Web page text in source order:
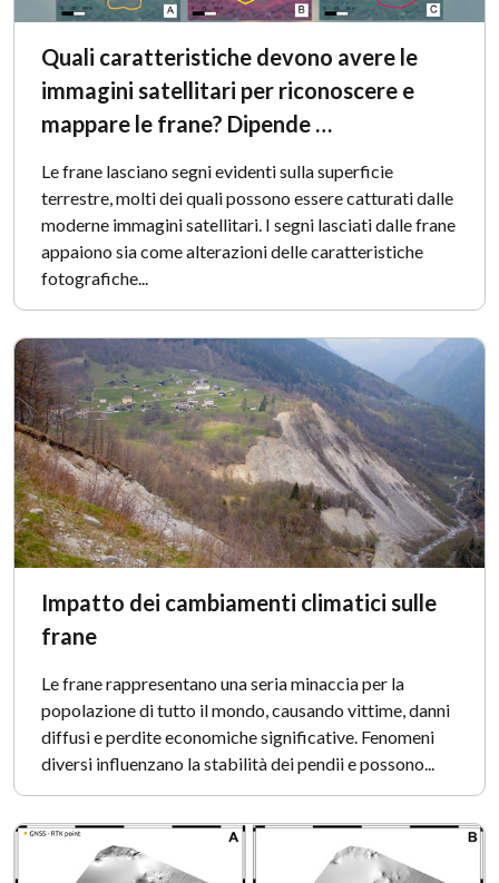
Quali caratteristiche devono avere le
immagini satellitari per riconoscere e
mappare le frane? Dipende …
Le frane lasciano segni evidenti sulla superficie
terrestre, molti dei quali possono essere catturati dalle
moderne immagini satellitari. I segni lasciati dalle frane
appaiono sia come alterazioni delle caratteristiche
fotografiche...
Impatto dei cambiamenti climatici sulle
frane
Le frane rappresentano una seria minaccia per la
popolazione di tutto il mondo, causando vittime, danni
diffusi e perdite economiche significative. Fenomeni
diversi influenzano la stabilità dei pendii e possono...